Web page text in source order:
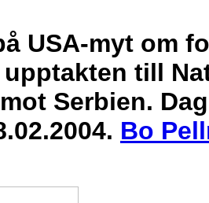
USA-myt om
till
Serbien.
Bo